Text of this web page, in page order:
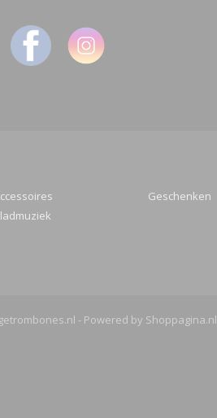
Geschenken
- Powered by Shoppagina.nl